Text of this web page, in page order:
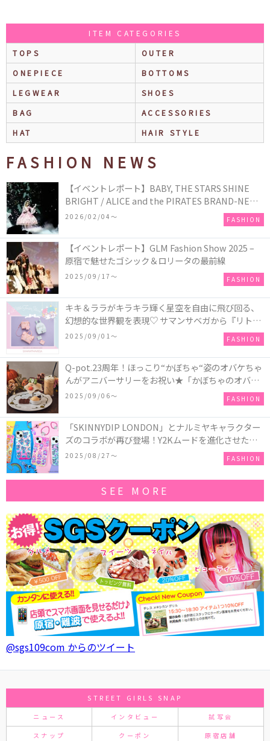
ITEM CATEGORIES
TOPS
OUTER
ONEPIECE
BOTTOMS
LEGWEAR
SHOES
BAG
ACCESSORIES
HAT
HAIR STYLE
FASHION NEWS
【イベントレポート】BABY, THE STARS SHINE
BRIGHT / ALICE and the PIRATES BRAND-NEW
COLLECTION in TOKYO
2026/02/04〜 FASHION
【イベントレポート】GLM Fashion Show 2025 –
原宿で魅せたゴシック＆ロリータの最前線
2025/09/17〜 FASHION
キキ＆ララがキラキラ輝く星空を自由に飛び回る、
幻想的な世界観を表現♡ サマンサベガから『リトル
ツインスターズ』50周年アニバーサリーイヤー』を
2025/09/01〜 FASHION
Q-pot.23周年！ほっこり“かぼちゃ“姿のオバケちゃ
んがアニバーサリーをお祝い★「かぼちゃのオバケ
ーキアクセサリー」が新発売！Q-pot CAFE.では
「かぼちゃのオバケーキプレート」も登場
2025/09/06〜 FASHION
「SKINNYDIP LONDON」とナルミヤキャラクター
ズのコラボが再び登場！Y2Kムードを進化させた新
作コレクションを発売♪
2025/08/27〜 FASHION
SEE MORE
@sgs109com からのツイート
STREET GIRLS SNAP
ニュース インタビュー 試写会
スナップ クーポン 原宿店舗